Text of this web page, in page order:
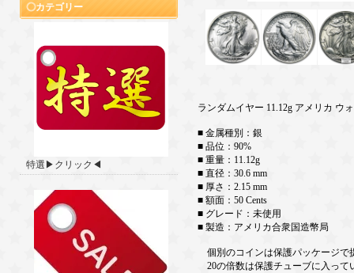
カテゴリー
特選▶クリック◀
ランダムイヤー 11.12g アメリカ ウ
■ 金属種別：銀
■ 品位：90%
■ 重量：11.12g
■ 直径：30.6 mm
■ 厚さ：2.15 mm
■ 額面：50 Cents
■ グレード：未使用
■ 製造：アメリカ合衆国造幣局
個別のコインは保護パッケージで
20の倍数は保護チューブに入って